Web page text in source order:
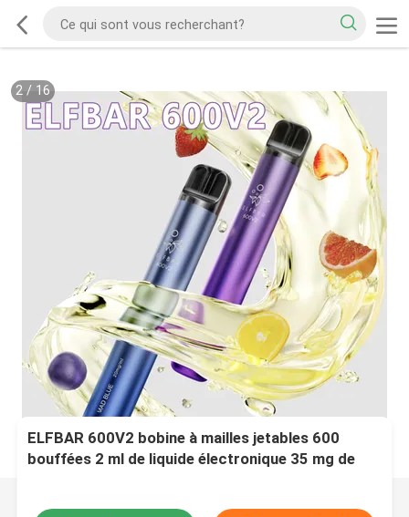
2/ 16
ELFBAR 600V2 bobine à mailles jetables 600
bouffées 2 ml de liquide électronique 35 mg de